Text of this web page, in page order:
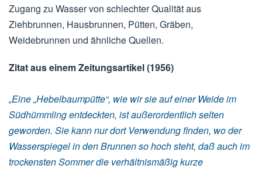
Zugang zu Wasser von schlechter Qualität aus
Ziehbrunnen, Hausbrunnen, Pütten, Gräben,
Weidebrunnen und ähnliche Quellen.
Zitat aus einem Zeitungsartikel (1956)
„Eine „Hebelbaumpütte“, wie wir sie auf einer Weide im
Südhümmling entdeckten, ist außerordentlich selten
geworden. Sie kann nur dort Verwendung finden, wo der
Wasserspiegel in den Brunnen so hoch steht, daß auch im
trockensten Sommer die verhältnismäßig kurze